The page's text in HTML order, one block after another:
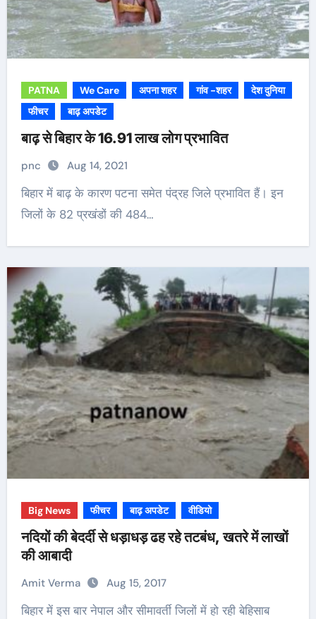
PATNA We Care अपना शहर गांव -शहर
देश दुनिया
फीचर
बाढ़ अपडेट
बाढ़ से बिहार के 16.91 लाख लोग प्रभावित
pnc Aug 14, 2021
बिहार में बाढ़ के कारण पटना समेत पंद्रह जिले प्रभावित हैं। इन
जिलों के 82 प्रखंडों की 484…
Big News फीचर बाढ़ अपडेट वीडियो
नदियों की बेदर्दी से धड़ाधड़ ढह रहे तटबंध, खतरे में लाखों
की आबादी
Amit Verma Aug 15, 2017
बिहार में इस बार नेपाल और सीमावर्ती जिलों में हो रही बेहिसाब